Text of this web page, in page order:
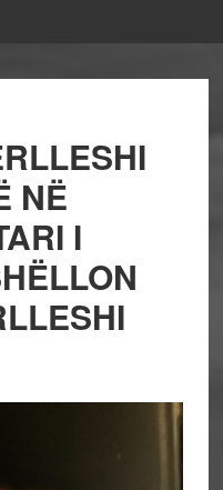
NË
I